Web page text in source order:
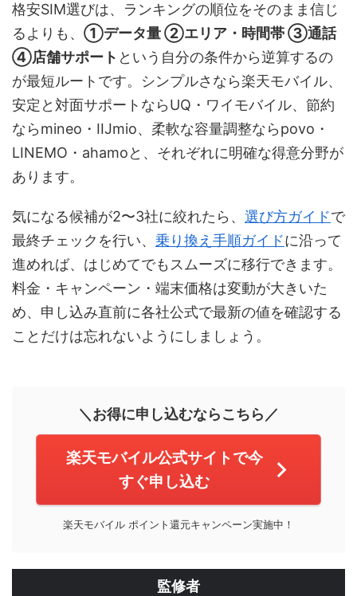
格安SIM選びは、ランキングの順位をそのまま信じ
るよりも、 ①データ量 ②エリア・時間帯 ③通話
④店舗サポート という自分の条件から逆算するの
が最短ルートです。シンプルさなら楽天モバイル、
安定と対面サポートならUQ・ワイモバイル、節約
ならmineo・IIJmio、柔軟な容量調整ならpovo・
LINEMO・ahamoと、それぞれに明確な得意分野が
あります。
気になる候補が2〜3社に絞れたら、 選び方ガイドで
最終チェックを行い、 乗り換え手順ガイドに沿って
進めれば、はじめてでもスムーズに移行できます。
料金・キャンペーン・端末価格は変動が大きいた
め、申し込み直前に各社公式で最新の値を確認する
ことだけは忘れないようにしましょう。
＼お得に申し込むならこちら／
楽天モバイル公式サイトで今
すぐ申し込む
楽天モバイル ポイント還元キャンペーン実施中！
監修者